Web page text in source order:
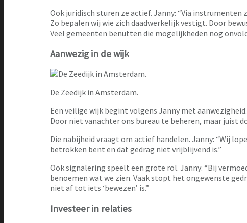
Ook juridisch sturen ze actief. Janny: “Via
Zo bepalen wij wie zich daadwerkelijk vestigt. Door
Veel gemeenten benutten die mogelijkheden nog
Aanwezig in de wijk
De Zeedijk in Amsterdam.
Een veilige wijk begint volgens Janny met
Door niet vanachter ons bureau te beheren, maar juist
Die nabijheid vraagt om actief handelen. Janny: “Wij
betrokken bent en dat gedrag niet vrijblijvend is.”
Ook signalering speelt een grote rol. Janny: “Bij
benoemen wat we zien. Vaak stopt het ongewenste
niet af tot iets ‘bewezen’ is.”
Investeer in relaties